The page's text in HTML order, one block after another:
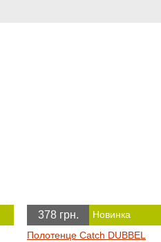
378 грн. Новинка
Полотенце Catch DUBBEL